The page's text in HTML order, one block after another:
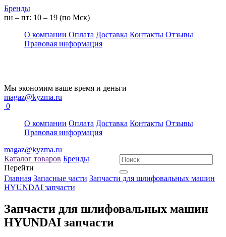
Бренды
пн – пт: 10 – 19 (по Мск)
О компании Оплата Доставка Контакты Отзывы
Правовая информация
Мы экономим ваше время и деньги
magaz@kyzma.ru
0
О компании Оплата Доставка Контакты Отзывы
Правовая информация
magaz@kyzma.ru
Каталог товаров Бренды
Перейти
Главная Запасные части Запчасти для шлифовальных машин
HYUNDAI запчасти
Запчасти для шлифовальных машин
HYUNDAI запчасти